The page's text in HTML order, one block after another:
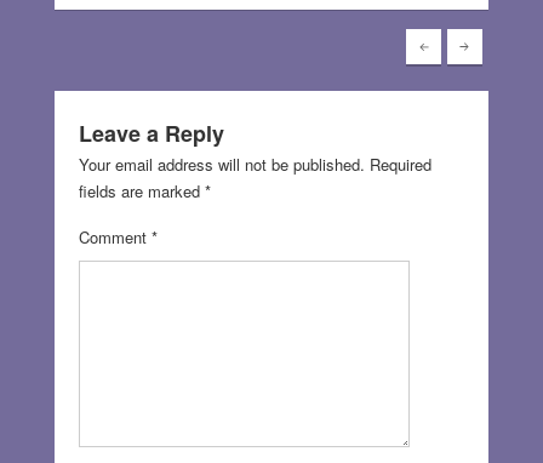
Leave a Reply
Your email address will not be published. Required
fields are marked *
Comment *